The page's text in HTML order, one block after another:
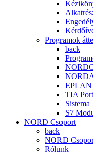
Programok
back
EPLAN
TIA
Sistema
S7
NORD Csoport
back
NORD
Rólunk